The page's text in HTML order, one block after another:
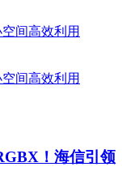
！海信引领